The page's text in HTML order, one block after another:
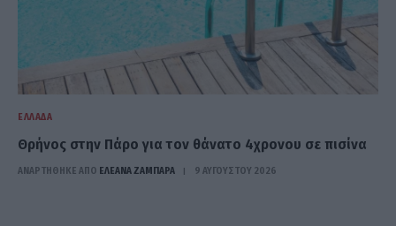
ΕΛΛΆΔΑ
Θρήνος στην Πάρο για τον θάνατο 4χρονου σε πισίνα
ΑΝΑΡΤΗΘΗΚΕ ΑΠΟ ΕΛΕΑΝΑ ΖΑΜΠΑΡΑ 9 ΑΥΓΟΎΣΤΟΥ 2026